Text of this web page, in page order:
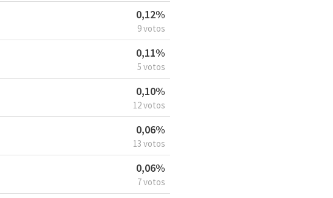
0,12%
9 votos
0,11%
5 votos
0,10%
12 votos
0,06%
13 votos
0,06%
7 votos